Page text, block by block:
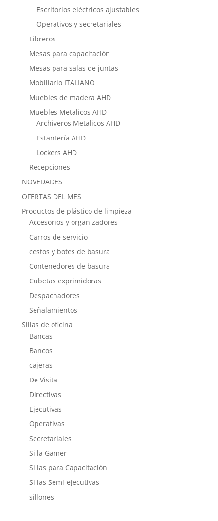
Escritorios eléctricos ajustables
Operativos y secretariales
Libreros
Mesas para capacitación
Mesas para salas de juntas
Mobiliario ITALIANO
Muebles de madera AHD
Muebles Metalicos AHD
Archiveros Metalicos AHD
Estantería AHD
Lockers AHD
Recepciones
NOVEDADES
OFERTAS DEL MES
Productos de plástico de limpieza
Accesorios y organizadores
Carros de servicio
cestos y botes de basura
Contenedores de basura
Cubetas exprimidoras
Despachadores
Señalamientos
Sillas de oficina
Bancas
Bancos
cajeras
De Visita
Directivas
Ejecutivas
Operativas
Secretariales
Silla Gamer
Sillas para Capacitación
Sillas Semi-ejecutivas
sillones